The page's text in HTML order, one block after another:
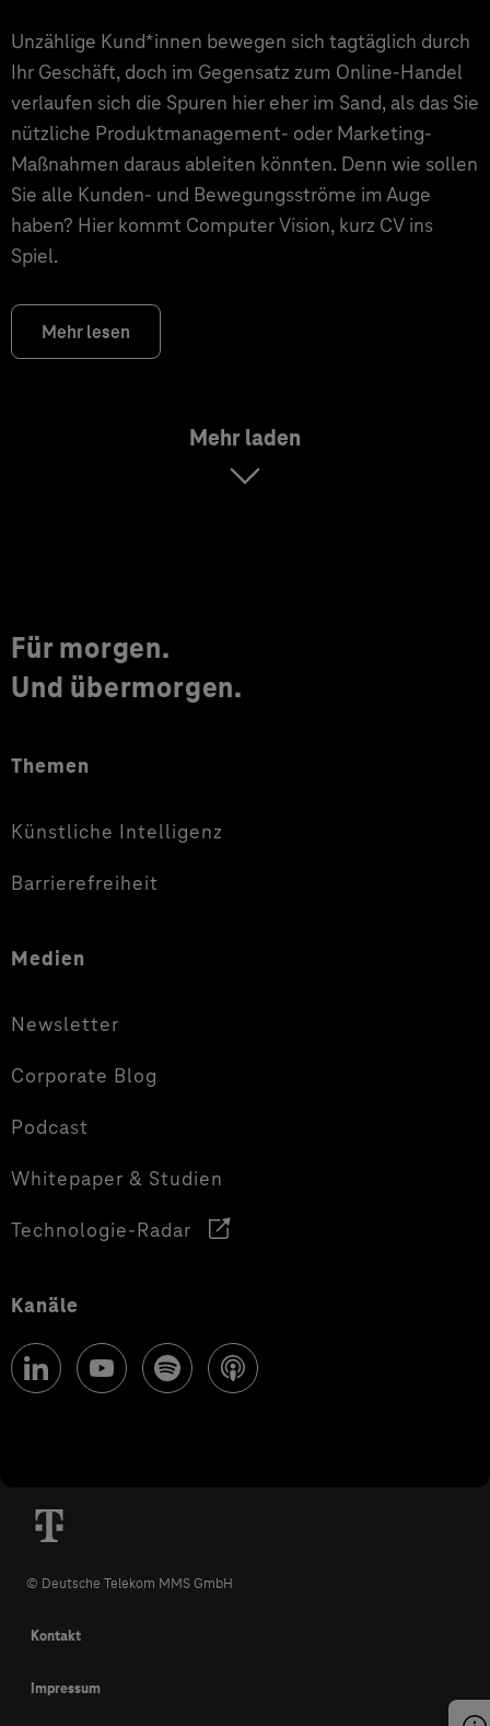
Unzählige Kund*innen bewegen sich tagtäglich durch
Ihr Geschäft, doch im Gegensatz zum Online-Handel
verlaufen sich die Spuren hier eher im Sand, als das Sie
nützliche Produktmanagement- oder Marketing-
Maßnahmen daraus ableiten könnten. Denn wie sollen
Sie alle Kunden- und Bewegungsströme im Auge
haben? Hier kommt Computer Vision, kurz CV ins
Spiel.
Mehr lesen
Mehr laden
Für morgen.
Und übermorgen.
Themen
Künstliche Intelligenz
Barrierefreiheit
Medien
Newsletter
Corporate Blog
Podcast
Whitepaper & Studien
Technologie-Radar
Kanäle
© Deutsche Telekom MMS GmbH
Kontakt
Impressum